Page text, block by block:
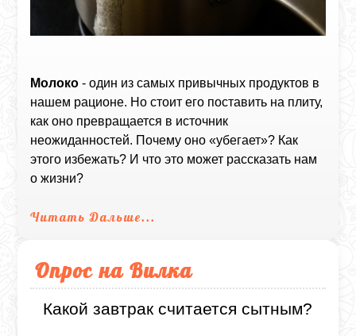
Молоко - один из самых привычных продуктов в
нашем рационе. Но стоит его поставить на плиту,
как оно превращается в источник
неожиданностей. Почему оно «убегает»? Как
этого избежать? И что это может рассказать нам
о жизни?
Читать Дальше...
Опрос на Вилка
Какой завтрак считается сытным?